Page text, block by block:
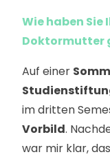
Wie haben
Doktormutter
Auf einer
im dritten
Vorbild.
war mir klar,